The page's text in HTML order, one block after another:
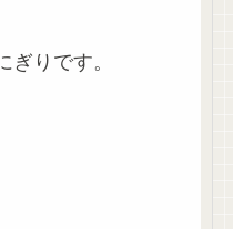
りです。